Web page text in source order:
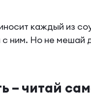
каждый из
ним. Но не мешай
– читай